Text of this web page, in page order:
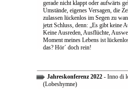
gerade nicht klappt oder aufwärts
Umstände, eigenes Versagen, die
zulassen lückenlos im Segen zu
jetzt Schluss, denn: „Es gibt keine
Keine Ausreden, Ausflüchte,
Moment meines Lebens ist
das? Hör´ doch rein!
Jahreskonferenz 2022- Inno di
(Lobeshymne)